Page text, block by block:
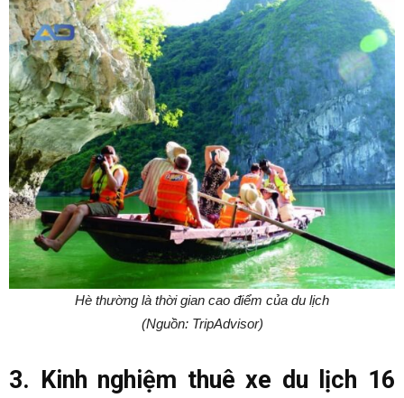
Hè thường là thời gian cao điểm của du lịch
(Nguồn: TripAdvisor)
3. Kinh nghiệm thuê xe du lịch 16